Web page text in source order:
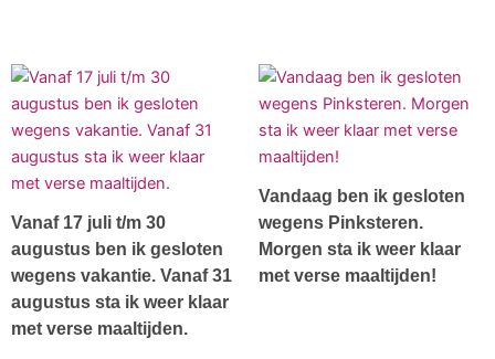
Vanaf 17 juli t/m 30
augustus ben ik gesloten
wegens vakantie. Vanaf 31
augustus sta ik weer klaar
met verse maaltijden.
Vandaag ben ik gesloten
wegens Pinksteren.
Morgen sta ik weer klaar
met verse maaltijden!